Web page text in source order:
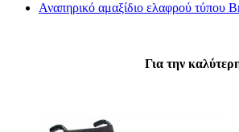
Αναπηρικό αμαξίδιο ελαφρού τύπου
Για την